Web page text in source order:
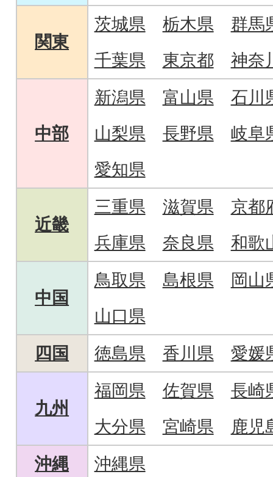
関東
茨城県 栃木県
群馬
千葉県
東京都 神奈
中部
新潟県 富山県
石川
山梨県
長野県
岐阜
愛知県
近畿
三重県 滋賀県
京都
兵庫県
奈良県 和歌
中国
鳥取県 島根県
岡山
山口県
四国
徳島県 香川県 愛媛
九州
福岡県 佐賀県
長崎
大分県
宮崎県
鹿児
沖縄
沖縄県